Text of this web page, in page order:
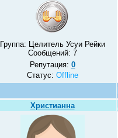
Группа: Целитель Усуи Рейки
Сообщений: 7
Репутация: 0
Статус: Offline
Христианна